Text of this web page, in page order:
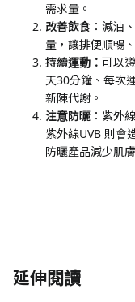
需求量。
改善飲食 ：減油
量，讓排便順暢
持續運動： 可以
天30分鐘、每次
新陳代謝。
注意防曬 ：紫外
紫外線UVB 則會
防曬產品減少肌
延伸閱讀